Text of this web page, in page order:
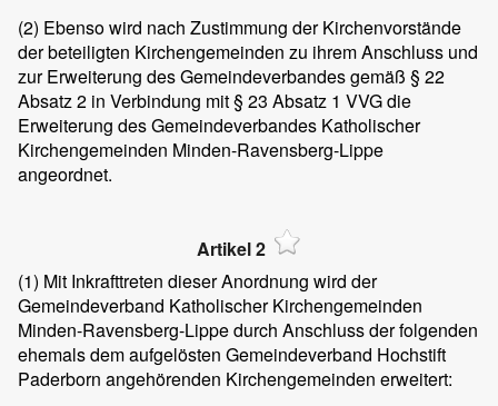
(2) Ebenso wird nach Zustimmung der Kirchenvorstände
der beteiligten Kirchengemeinden zu ihrem Anschluss und
zur Erweiterung des Gemeindeverbandes gemäß § 22
Absatz 2 in Verbindung mit § 23 Absatz 1 VVG die
Erweiterung des Gemeindeverbandes Katholischer
Kirchengemeinden Minden-Ravensberg-Lippe
angeordnet.
Artikel 2
(1) Mit Inkrafttreten dieser Anordnung wird der
Gemeindeverband Katholischer Kirchengemeinden
Minden-Ravensberg-Lippe durch Anschluss der folgenden
ehemals dem aufgelösten Gemeindeverband Hochstift
Paderborn angehörenden Kirchengemeinden erweitert: